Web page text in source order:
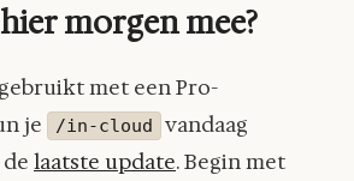
morgen mee?
met een Pro-
je
/in-cloud
vandaag
laatste update. Begin met